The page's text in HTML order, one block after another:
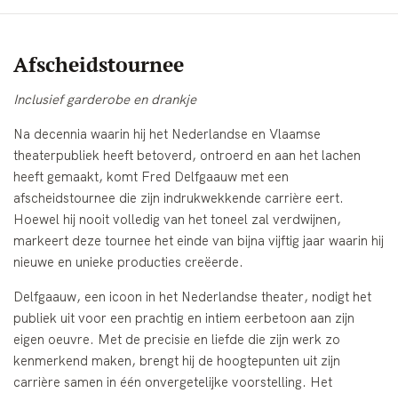
Afscheidstournee
Inclusief garderobe en drankje
Na decennia waarin hij het Nederlandse en Vlaamse
theaterpubliek heeft betoverd, ontroerd en aan het lachen
heeft gemaakt, komt Fred Delfgaauw met een
afscheidstournee die zijn indrukwekkende carrière eert.
Hoewel hij nooit volledig van het toneel zal verdwijnen,
markeert deze tournee het einde van bijna vijftig jaar waarin hij
nieuwe en unieke producties creëerde.
Delfgaauw, een icoon in het Nederlandse theater, nodigt het
publiek uit voor een prachtig en intiem eerbetoon aan zijn
eigen oeuvre. Met de precisie en liefde die zijn werk zo
kenmerkend maken, brengt hij de hoogtepunten uit zijn
carrière samen in één onvergetelijke voorstelling. Het